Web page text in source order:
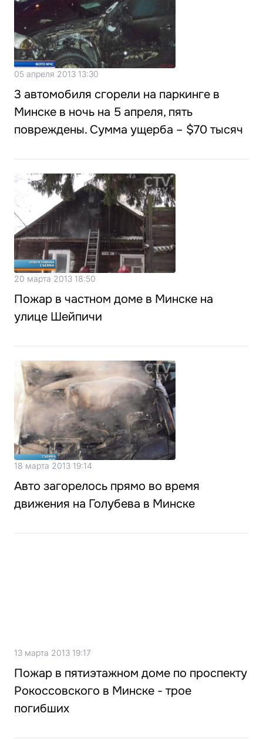
05 апреля 2013 13:30
3 автомобиля сгорели на паркинге в
Минске в ночь на 5 апреля, пять
повреждены. Cумма ущерба – $70 тысяч
20 марта 2013 18:50
Пожар в частном доме в Минске на
улице Шейпичи
18 марта 2013 19:14
Авто загорелось прямо во время
движения на Голубева в Минске
13 марта 2013 19:17
Пожар в пятиэтажном доме по проспекту
Рокоссовского в Минске - трое
погибших